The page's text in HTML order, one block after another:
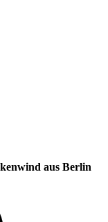
aus Berlin